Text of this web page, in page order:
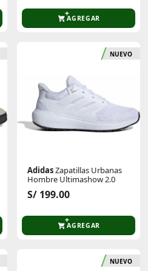
AGREGAR
NUEVO
AdidasZapatillas Urbanas
Hombre Ultimashow 2.0
S/ 199.00
AGREGAR
NUEVO